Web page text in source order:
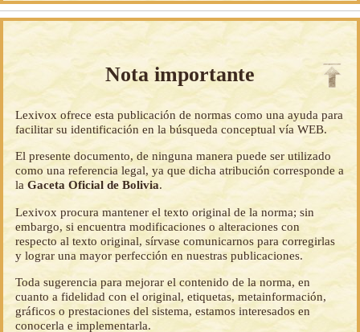
Nota importante
Lexivox ofrece esta publicación de normas como una ayuda para
facilitar su identificación en la búsqueda conceptual vía WEB.
El presente documento, de ninguna manera puede ser utilizado
como una referencia legal, ya que dicha atribución corresponde a
laGaceta Oficial de Bolivia.
Lexivox procura mantener el texto original de la norma; sin
embargo, si encuentra modificaciones o alteraciones con
respecto al texto original, sírvase comunicarnos para corregirlas
y lograr una mayor perfección en nuestras publicaciones.
Toda sugerencia para mejorar el contenido de la norma, en
cuanto a fidelidad con el original, etiquetas, metainformación,
gráficos o prestaciones del sistema, estamos interesados en
conocerla e implementarla.